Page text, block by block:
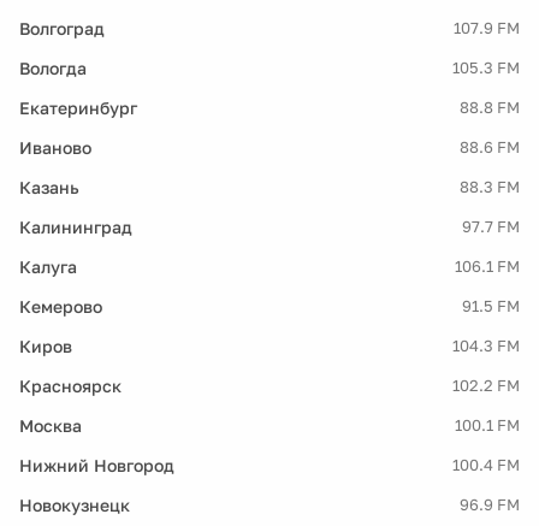
Волгоград 107.9 FM
Вологда 105.3 FM
Екатеринбург 88.8 FM
Иваново 88.6 FM
Казань 88.3 FM
Калининград 97.7 FM
Калуга 106.1 FM
Кемерово 91.5 FM
Киров 104.3 FM
Красноярск 102.2 FM
Москва 100.1 FM
Нижний Новгород 100.4 FM
Новокузнецк 96.9 FM